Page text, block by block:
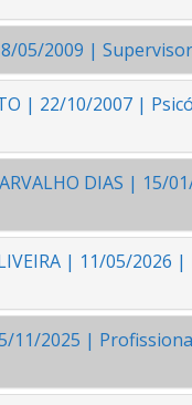
05/2009 |
| 22/10/2007 |
DIAS | 15/
| 11/05/2026
11/2025 |